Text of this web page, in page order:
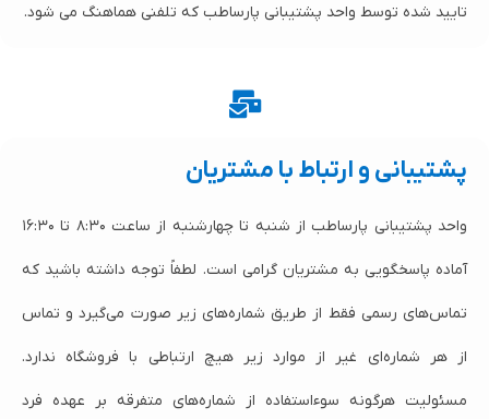
تایید شده توسط واحد پشتیبانی پارساطب که تلفنی هماهنگ می شود.
پشتیبانی و ارتباط با مشتریان
واحد پشتیبانی پارساطب از شنبه تا چهارشنبه از ساعت ۸:۳۰ تا ۱۶:۳۰
آماده پاسخگویی به مشتریان گرامی است. لطفاً توجه داشته باشید که
تماس‌های رسمی فقط از طریق شماره‌های زیر صورت می‌گیرد و تماس
از هر شماره‌ای غیر از موارد زیر هیچ ارتباطی با فروشگاه ندارد.
مسئولیت هرگونه سوءاستفاده از شماره‌های متفرقه بر عهده فرد